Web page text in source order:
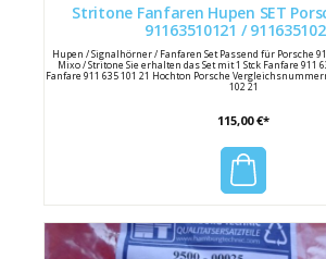
Stritone Fanfaren Hupen SET Porsche 911 / 964
91163510121 /
Hupen / Signalhörner / Fanfaren Set Passend für Porsche
Mixo / Stritone Sie erhalten das Set mit 1 Stck Fanfare 911
Fanfare 911 635 101 21 Hochton Porsche
102 21
115,00 €*